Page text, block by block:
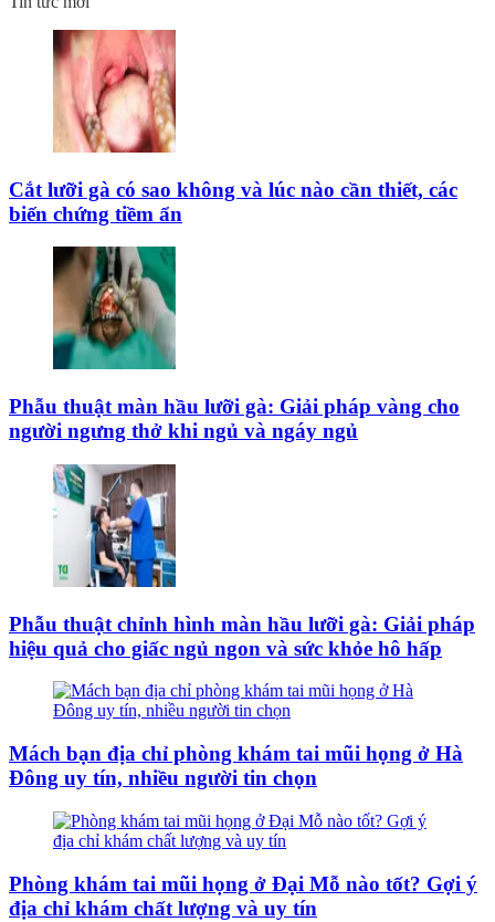
Cắt lưỡi gà có sao không và lúc nào cần thiết, các
biến chứng tiềm ẩn
Phẫu thuật màn hầu lưỡi gà: Giải pháp vàng cho
người ngưng thở khi ngủ và ngáy ngủ
Phẫu thuật chỉnh hình màn hầu lưỡi gà: Giải pháp
hiệu quả cho giấc ngủ ngon và sức khỏe hô hấp
Mách bạn địa chỉ phòng khám tai mũi họng ở Hà
Đông uy tín, nhiều người tin chọn
Phòng khám tai mũi họng ở Đại Mỗ nào tốt? Gợi ý
địa chỉ khám chất lượng và uy tín